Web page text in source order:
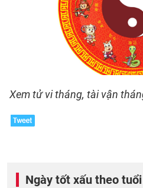
Xem tử vi tháng, tài vận
Ngày tốt xấu theo tuổi